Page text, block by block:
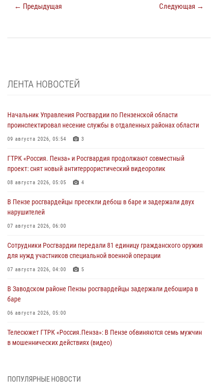
← Предыдущая Следующая →
ЛЕНТА НОВОСТЕЙ
Начальник Управления Росгвардии по Пензенской области
проинспектировал несение службы в отдаленных районах области
09 августа 2026, 05:54 3
ГТРК «Россия. Пенза» и Росгвардия продолжают совместный
проект: снят новый антитеррористический видеоролик
08 августа 2026, 05:05 4
В Пензе росгвардейцы пресекли дебош в баре и задержали двух
нарушителей
07 августа 2026, 06:00
Сотрудники Росгвардии передали 81 единицу гражданского оружия
для нужд участников специальной военной операции
07 августа 2026, 04:00 5
В Заводском районе Пензы росгвардейцы задержали дебошира в
баре
06 августа 2026, 05:00
Телесюжет ГТРК «Россия.Пенза»: В Пензе обвиняются семь мужчин
в мошеннических действиях (видео)
В Заречном росгвардейцы почтили память легендарного генерала
ПОПУЛЯРНЫЕ НОВОСТИ